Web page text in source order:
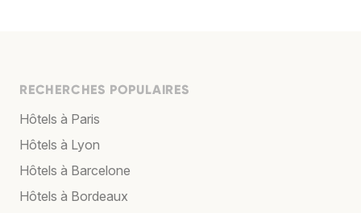
RECHERCHES POPULAIRES
Hôtels à Paris
Hôtels à Lyon
Hôtels à Barcelone
Hôtels à Bordeaux